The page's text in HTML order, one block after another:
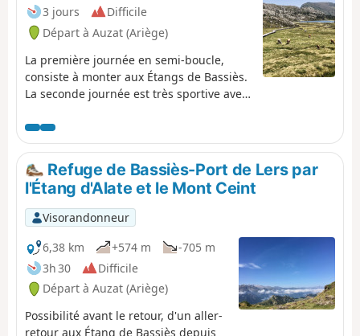
3 jours
Difficile
Départ à Auzat (Ariège)
La première journée en semi-boucle,
consiste à monter aux Étangs de Bassiès.
La seconde journée est très sportive avec
d'accéder au Pic du Sarrasi. La troisième
journée avec un dénivelé conséquent,
permet d'accéder au premier étang de
Neych.Refuge de Bassiès-Port de Lers par
l'Étang d'Alate et le Mont Ceint
Visorandonneur
6,38 km
+574 m
-705 m
3h 30
Difficile
Départ à Auzat (Ariège)
Possibilité avant le retour, d'un aller-
retour aux Étang de Bassiès depuis